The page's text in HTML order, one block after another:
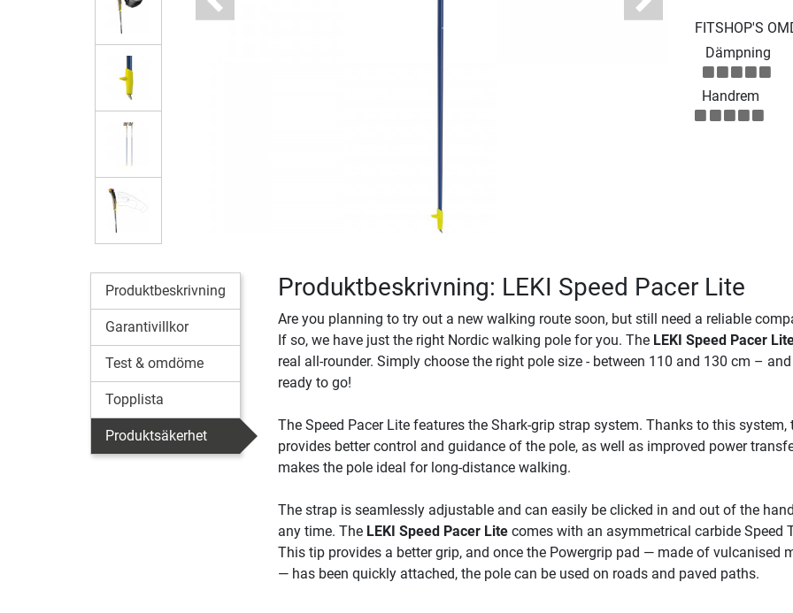
Previous Next
FITSHOP'S
Dämpning
Handrem
Produktbeskrivning
Garantivillkor
Test & omdöme
Topplista
Produktsäkerhet
Produktbeskrivning: LEKI Speed Pacer Lite
Are you planning to try out a new walking route soon, but still need a reliable
If so, we have just the right Nordic walking pole for you. The LEKI Speed Pacer
real all-rounder. Simply choose the right pole size - between 110 and 130 cm –
ready to go!
The Speed Pacer Lite features the Shark-grip strap system. Thanks to this system,
provides better control and guidance of the pole, as well as improved power
makes the pole ideal for long-distance walking.
The strap is seamlessly adjustable and can easily be clicked in and out of the
any time. The LEKI Speed Pacer Litecomes with an asymmetrical carbide Speed
This tip provides a better grip, and once the Powergrip pad — made of vulcanised
— has been quickly attached, the pole can be used on roads and paved paths.